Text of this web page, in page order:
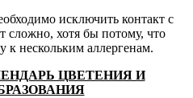
исключить контакт с
сложно, хотя бы потому, что
к нескольким аллергенам.
ЦВЕТЕНИЯ И